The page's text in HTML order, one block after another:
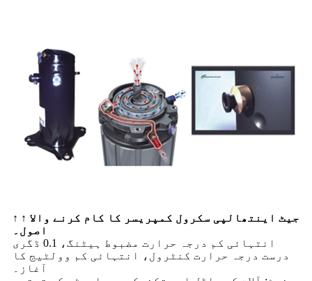
↑ ↑ جیٹ اینتھالپی سکرول کمپریسر کا کام کرنے والا
اصول۔
انتہائی کم درجہ حرارت مضبوط ہیٹنگ، 0.1 ڈگری
درست درجہ حرارت کنٹرول، انتہائی کم وولٹیج کا
آغاز۔